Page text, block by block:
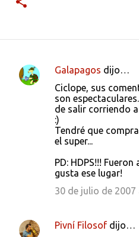
C
o
Galapagos dijo…
Ciclope, sus
son
de salir corriendo
:)
Tendré que
el super...
PD: HDPS!!!
gusta ese lugar!
30 de julio de 2007
Pivní Filosof dijo…